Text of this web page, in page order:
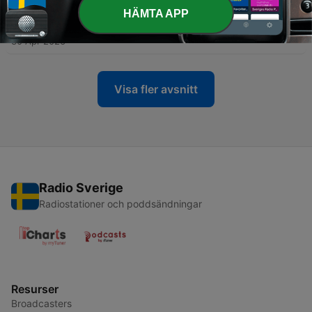
27 - 26. Concorde - Haveri
30 Apr 2026
Visa fler avsnitt
Radio Sverige
Radiostationer och poddsändningar
Resurser
Broadcasters
HÄMTA APP